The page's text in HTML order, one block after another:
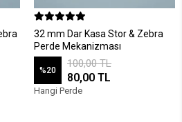
32 mm Dar Kasa Stor & Zebra
Perde Mekanizması
%20
100,00 TL
80,00 TL
Hangi Perde